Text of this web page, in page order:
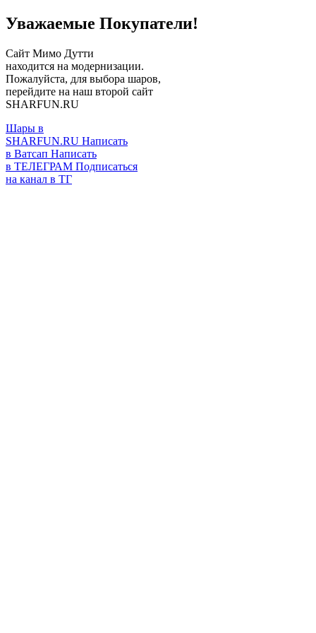
Уважаемые Покупатели!
Сайт Мимо Дутти
находится на модернизации.
Пожалуйста, для выбора шаров,
перейдите на наш второй сайт
SHARFUN.RU
Шары в
SHARFUN.RU Написать
в Ватсап Написать
в ТЕЛЕГРАМ Подписаться
на канал в ТГ